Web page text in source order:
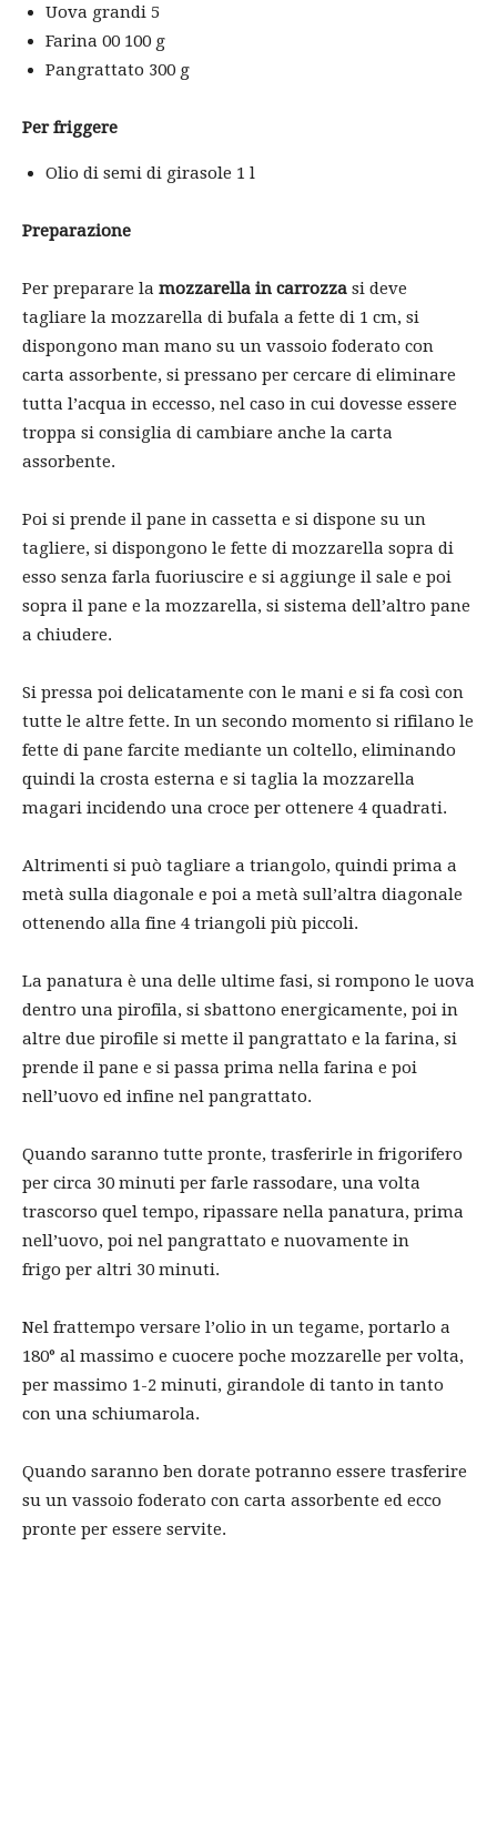
Uova grandi 5
Farina 00 100 g
Pangrattato 300 g
Per friggere
Olio di semi di girasole 1 l
Preparazione
Per preparare la mozzarella in carrozza si deve
tagliare la mozzarella di bufala a fette di 1 cm, si
dispongono man mano su un vassoio foderato con
carta assorbente, si pressano per cercare di eliminare
tutta l’acqua in eccesso, nel caso in cui dovesse essere
troppa si consiglia di cambiare anche la carta
assorbente.
Poi si prende il pane in cassetta e si dispone su un
tagliere, si dispongono le fette di mozzarella sopra di
esso senza farla fuoriuscire e si aggiunge il sale e poi
sopra il pane e la mozzarella, si sistema dell’altro pane
a chiudere.
Si pressa poi delicatamente con le mani e si fa così con
tutte le altre fette. In un secondo momento si rifilano le
fette di pane farcite mediante un coltello, eliminando
quindi la crosta esterna e si taglia la mozzarella
magari incidendo una croce per ottenere 4 quadrati.
Altrimenti si può tagliare a triangolo, quindi prima a
metà sulla diagonale e poi a metà sull’altra diagonale
ottenendo alla fine 4 triangoli più piccoli.
La panatura è una delle ultime fasi, si rompono le uova
dentro una pirofila, si sbattono energicamente, poi in
altre due pirofile si mette il pangrattato e la farina, si
prende il pane e si passa prima nella farina e poi
nell’uovo ed infine nel pangrattato.
Quando saranno tutte pronte, trasferirle in frigorifero
per circa 30 minuti per farle rassodare, una volta
trascorso quel tempo, ripassare nella panatura, prima
nell’uovo, poi nel pangrattato e nuovamente in
frigo per altri 30 minuti.
Nel frattempo versare l’olio in un tegame, portarlo a
180° al massimo e cuocere poche mozzarelle per volta,
per massimo 1-2 minuti, girandole di tanto in tanto
con una schiumarola.
Quando saranno ben dorate potranno essere trasferire
su un vassoio foderato con carta assorbente ed ecco
pronte per essere servite.